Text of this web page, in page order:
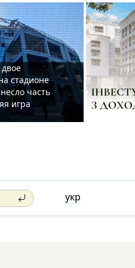
стадионе
часть
игра
укр